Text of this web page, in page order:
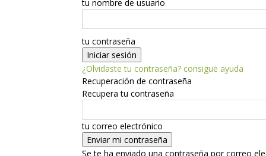
tu nombre de usuario
tu contraseña
¿Olvidaste tu contraseña? consigue ayuda
Recuperación de contraseña
Recupera tu contraseña
tu correo electrónico
Se te ha enviado una contraseña por correo